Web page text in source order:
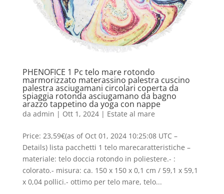
PHENOFICE 1 Pc telo mare rotondo
marmorizzato materassino palestra cuscino
palestra asciugamani circolari coperta da
spiaggia rotonda asciugamano da bagno
arazzo tappetino da yoga con nappe
da admin | Ott 1, 2024| Estate al mare
Price: 23,59€(as of Oct 01, 2024 10:25:08 UTC –
Details) lista pacchetti 1 telo marecaratteristiche –
materiale: telo doccia rotondo in poliestere.- :
colorato.- misura: ca. 150 x 150 x 0,1 cm / 59,1 x 59,1
x 0,04 pollici.- ottimo per telo mare, telo...